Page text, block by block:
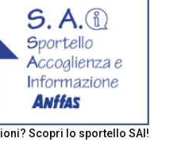
Scopri lo sportello SAI!